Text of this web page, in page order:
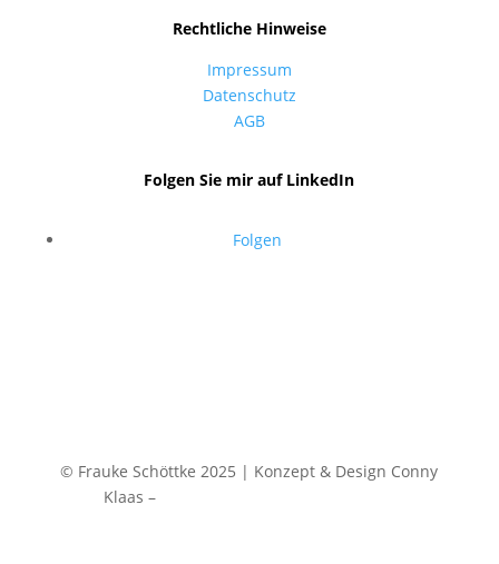
Rechtliche Hinweise
Impressum
Datenschutz
AGB
Folgen Sie mir auf LinkedIn
Folgen
© Frauke Schöttke 2025 | Konzept & Design Conny
Klaas –